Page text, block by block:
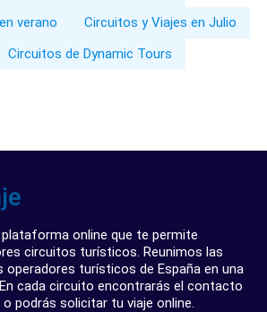
verano
Circuitos y Viajes en Julio
Circuitos de Dynamic Tours
online que te permite
circuitos turísticos. Reunimos las
turísticos de España en una
cada circuito encontrarás el contacto
podrás solicitar tu viaje online.